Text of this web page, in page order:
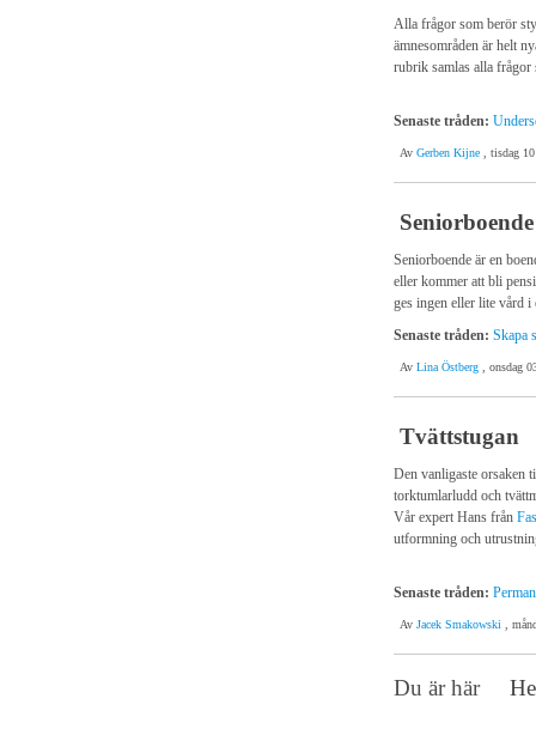
Alla frågor som berör
ämnesområden är helt
rubrik samlas alla frågor
Senaste tråden:
Av Gerben Kijne , tisdag
Seniorboende
Seniorboende är en
eller kommer att bli
ges ingen eller lite vård i
Senaste tråden: Skapa
Av Lina Östberg , onsdag
Tvättstugan
Den vanligaste orsaken
torktumlarludd och
Vår expert Hans från
utformning och
Senaste tråden:
Av Jacek Smakowski ,
Du är här